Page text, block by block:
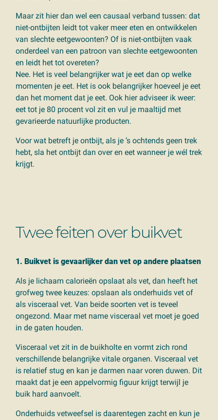
Maar zit hier dan wel een causaal verband tussen: dat
niet-ontbijten leidt tot vaker meer eten en ontwikkelen
van slechte eetgewoonten? Of is niet-ontbijten vaak
onderdeel van een patroon van slechte eetgewoonten
en leidt het tot overeten?
Nee. Het is veel belangrijker wat je eet dan op welke
momenten je eet. Het is ook belangrijker hoeveel je eet
dan het moment dat je eet. Ook hier adviseer ik weer:
eet tot je 80 procent vol zit en vul je maaltijd met
gevarieerde natuurlijke producten.
Voor wat betreft je ontbijt, als je ’s ochtends geen trek
hebt, sla het ontbijt dan over en eet wanneer je wél trek
krijgt.
Twee feiten over buikvet
1. Buikvet is gevaarlijker dan vet op andere plaatsen
Als je lichaam calorieën opslaat als vet, dan heeft het
grofweg twee keuzes: opslaan als onderhuids vet of
als visceraal vet. Van beide soorten vet is teveel
ongezond. Maar met name visceraal vet moet je goed
in de gaten houden.
Visceraal vet zit in de buikholte en vormt zich rond
verschillende belangrijke vitale organen. Visceraal vet
is relatief stug en kan je darmen naar voren duwen. Dit
maakt dat je een appelvormig figuur krijgt terwijl je
buik hard aanvoelt.
Onderhuids vetweefsel is daarentegen zacht en kun je